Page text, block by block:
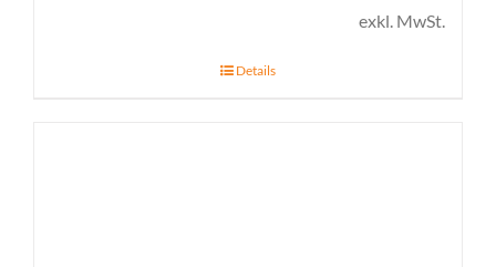
exkl. MwSt.
Details